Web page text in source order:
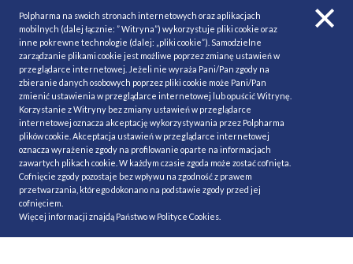
KONTAKT
POLITYKA COOKIES
Polityka prywatności
MAPA STRONY
NASZE SERWISY
MATERIAŁY DO POBRANIA
MINIMALIZACJA RYZYKA
Polpharma na swoich stronach internetowych oraz aplikacjach
mobilnych (dalej łącznie: ” Witryna”) wykorzystuje pliki cookie oraz
inne pokrewne technologie (dalej: „pliki cookie”). Samodzielne
zarządzanie plikami cookie jest możliwe poprzez zmianę ustawień w
przeglądarce internetowej. Jeżeli nie wyraża Pani/Pan zgody na
zbieranie danych osobowych poprzez pliki cookie może Pani/Pan
zmienić ustawienia w przeglądarce internetowej lub opuścić Witrynę.
Korzystanie z Witryny bez zmiany ustawień w przeglądarce
internetowej oznacza akceptację wykorzystywania przez Polpharma
plików cookie. Akceptacja ustawień w przeglądarce internetowej
oznacza wyrażenie zgody na profilowanie oparte na informacjach
zawartych plikach cookie. W każdym czasie zgoda może zostać cofnięta.
Cofnięcie zgody pozostaje bez wpływu na zgodność z prawem
przetwarzania, którego dokonano na podstawie zgody przed jej
cofnięciem.
Więcej informacji znajdą Państwo w Polityce Cookies.